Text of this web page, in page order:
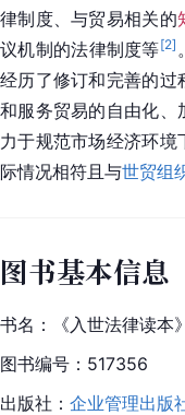
律制度、与贸易相关的
议机制的法律制度等[2]
经历了修订和完善的过
和服务贸易的自由化、
力于规范市场经济环
际情况相符且与世贸组
图书基本信息
书名：《入世法律读
图书编号：517356
出版社： 企业管理出版